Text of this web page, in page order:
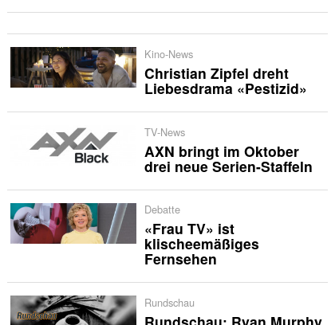
Kino-News
Christian Zipfel dreht
Liebesdrama «Pestizid»
TV-News
AXN bringt im Oktober
drei neue Serien-Staffeln
Debatte
«Frau TV» ist
klischeemäßiges
Fernsehen
Rundschau